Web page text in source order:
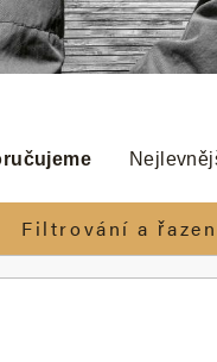
Filtrování a